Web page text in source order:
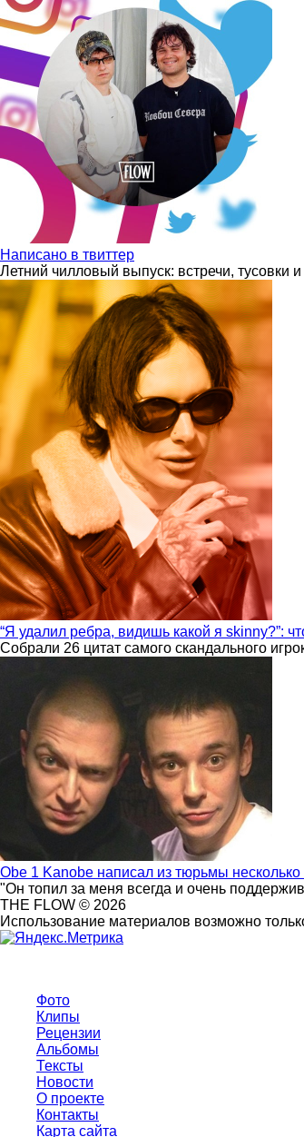
Написано в твиттер
Летний чилловый выпуск: встречи, тусовки
“Я удалил ребра, видишь какой я skinny?”:
Собрали 26 цитат самого скандального
Obe 1 Kanobe написал из тюрьмы
"Он топил за меня всегда и очень
THE FLOW © 2026
Использование материалов возможно
Фото
Клипы
Рецензии
Альбомы
Тексты
Новости
О проекте
Контакты
Карта сайта